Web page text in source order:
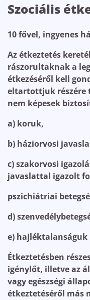
Szociális
10 fővel, ingyenes
Az étkeztetés
rászorultaknak a
étkezéséről kell
eltartottjuk részére
nem képesek
a) koruk,
b) háziorvosi
c) szakorvosi
javaslattal igazolt
pszichiátriai
d)
e)
Étkeztetésben
igénylőt, illetve az
vagy egészségi
étkeztetéséről más